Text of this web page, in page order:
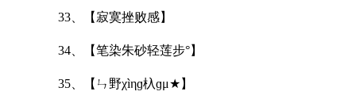
33、【寂寞挫败感】
34、【笔染朱砂轻莲步°】
35、【ㄣ野χìηɡ杁ɡμ★】